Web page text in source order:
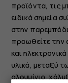
προϊόντα, τις
ειδικά σημεία
στην
προωθείτε την
και
υλικά, μεταξύ
αλουμίνιο,